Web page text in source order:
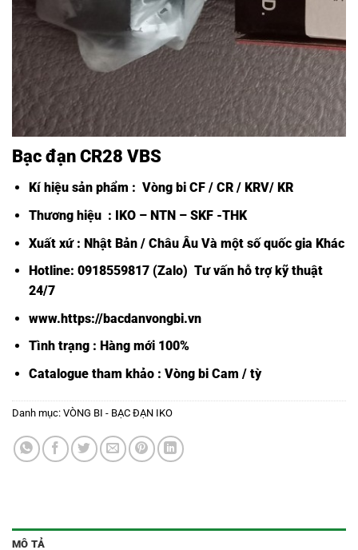
Bạc đạn CR28 VBS
Kí hiệu sản phẩm : Vòng bi CF / CR / KRV/ KR
Thương hiệu : IKO – NTN – SKF -THK
Xuất xứ : Nhật Bản / Châu Âu Và một số quốc gia Khác
Hotline: 0918559817 (Zalo) Tư vấn hỗ trợ kỹ thuật
24/7
www.https://bacdanvongbi.vn
Tình trạng : Hàng mới 100%
Catalogue tham khảo : Vòng bi Cam / tỳ
Danh mục: VÒNG BI - BẠC ĐẠN IKO
MÔ TẢ